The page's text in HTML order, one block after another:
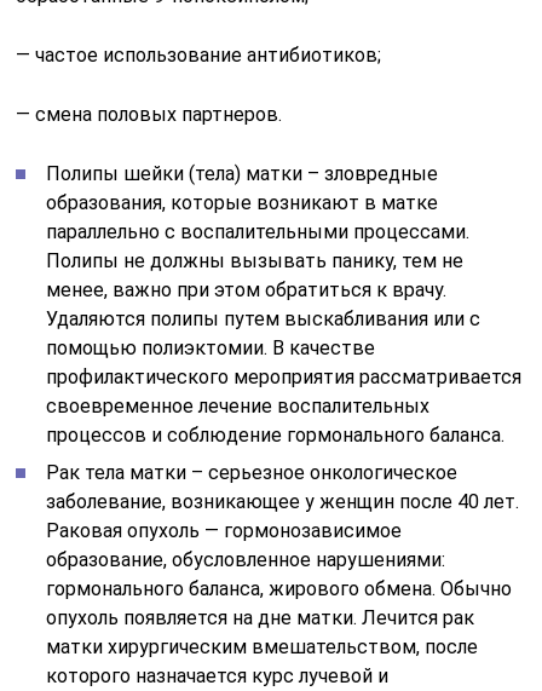
— частое использование антибиотиков;
— смена половых партнеров.
Полипы шейки (тела) матки – зловредные
образования, которые возникают в матке
параллельно с воспалительными процессами.
Полипы не должны вызывать панику, тем не
менее, важно при этом обратиться к врачу.
Удаляются полипы путем выскабливания или с
помощью полиэктомии. В качестве
профилактического мероприятия рассматривается
своевременное лечение воспалительных
процессов и соблюдение гормонального баланса.
Рак тела матки – серьезное онкологическое
заболевание, возникающее у женщин после 40 лет.
Раковая опухоль — гормонозависимое
образование, обусловленное нарушениями:
гормонального баланса, жирового обмена. Обычно
опухоль появляется на дне матки. Лечится рак
матки хирургическим вмешательством, после
которого назначается курс лучевой и